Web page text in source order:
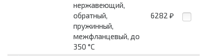
нержавеющий,
обратный,
пружинный,
межфланцевый, до
350 °С
6282 ₽